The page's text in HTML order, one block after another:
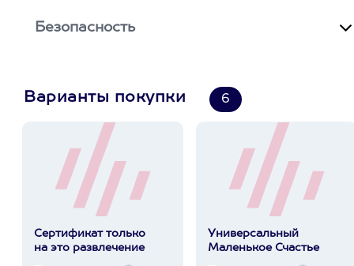
Безопасность
Варианты покупки 6
Сертификат только
на это развлечение
Универсальный
Маленькое Счастье